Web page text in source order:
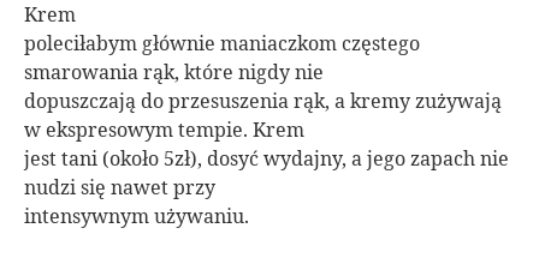
Krem
poleciłabym głównie maniaczkom częstego
smarowania rąk, które nigdy nie
dopuszczają do przesuszenia rąk, a kremy zużywają
w ekspresowym tempie. Krem
jest tani (około 5zł), dosyć wydajny, a jego zapach nie
nudzi się nawet przy
intensywnym używaniu.